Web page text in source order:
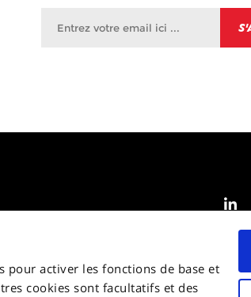
pour activer les fonctions de base et
cookies sont facultatifs et des
cookies